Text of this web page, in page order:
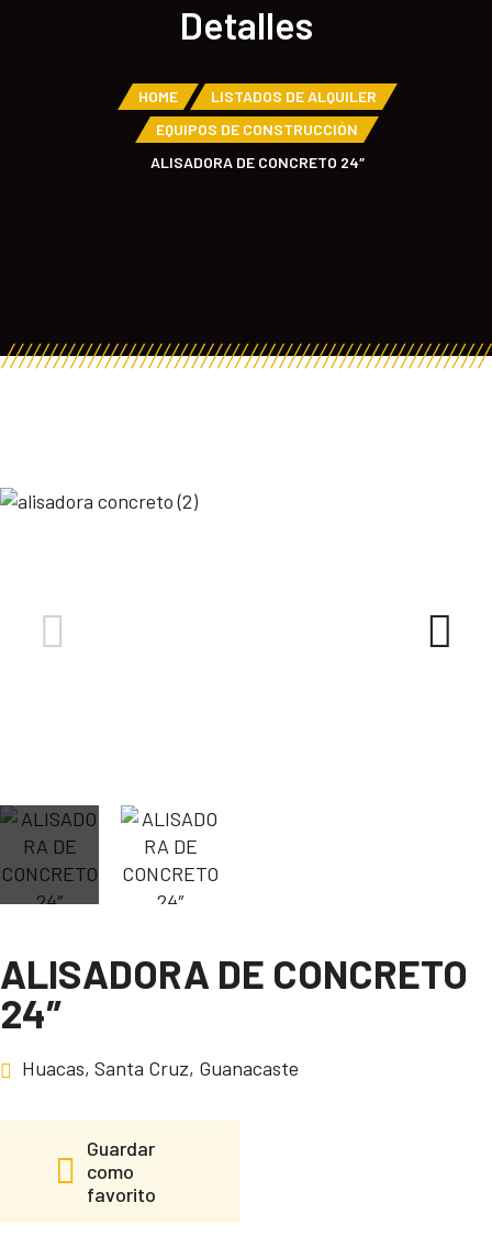
Detalles
HOME
LISTADOS DE ALQUILER
EQUIPOS DE CONSTRUCCIÓN
ALISADORA DE CONCRETO 24″
ALISADORA DE CONCRETO
24″
Huacas, Santa Cruz, Guanacaste
Guardar
como
favorito